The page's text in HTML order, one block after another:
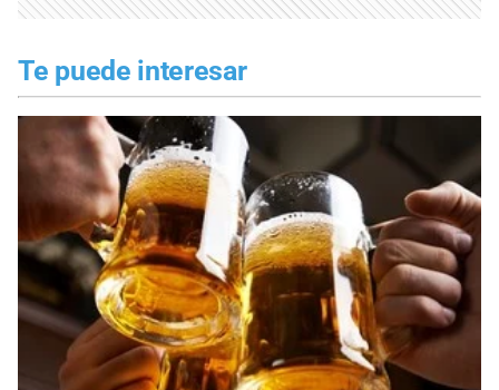
Te puede interesar